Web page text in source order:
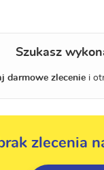
Szukasz
darmowe zleceniei
zlecenia